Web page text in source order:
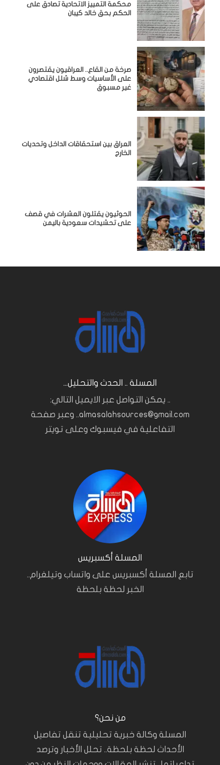
محكمة التمييز الاتحادية تصادق على
الحكم بحق خالد كيبان
صرخة من القاع.. العراقيون يقتصرون
على الأساسيات وسط شلل اقتصادي
غير مسبوق
‏العراق بين استحقاقات الداخل وتحديات
الخارج
الحوثيون يقتلون العشرات في قصف
على تحشيدات سعودية باليمن
المسلة .. الحدث والتحليل...
.. يمكن التواصل عبر الايميل التالي:
almasalahsources@gmail.com.. وعبر صفحة
التفاعلية في فيسبوك وعلى تويتر
المسلة أكسبريس
تابع المسلة أكسبريس على واتساب وتيلغرام..
الخبر لحظة بلحظة
من نحن؟
المسلة وكالة خبرية تحليلية تنقل تفاصيل
الأحداث لحظة بلحظة.. تحلل الأخبار وترصد